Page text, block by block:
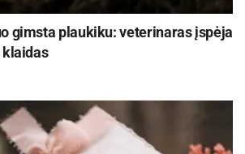
gimsta plaukiku: veterinaras įspėja
klaidas